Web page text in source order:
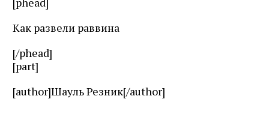
Как развели раввина
[/phead]
[part]
[author]Шауль Резник[/author]